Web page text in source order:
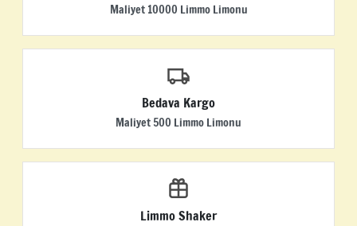
Maliyet 10000 Limmo Limonu
Bedava Kargo
Maliyet 500 Limmo Limonu
Limmo Shaker